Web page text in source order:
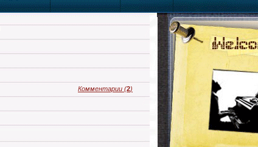
Комментарии (2)